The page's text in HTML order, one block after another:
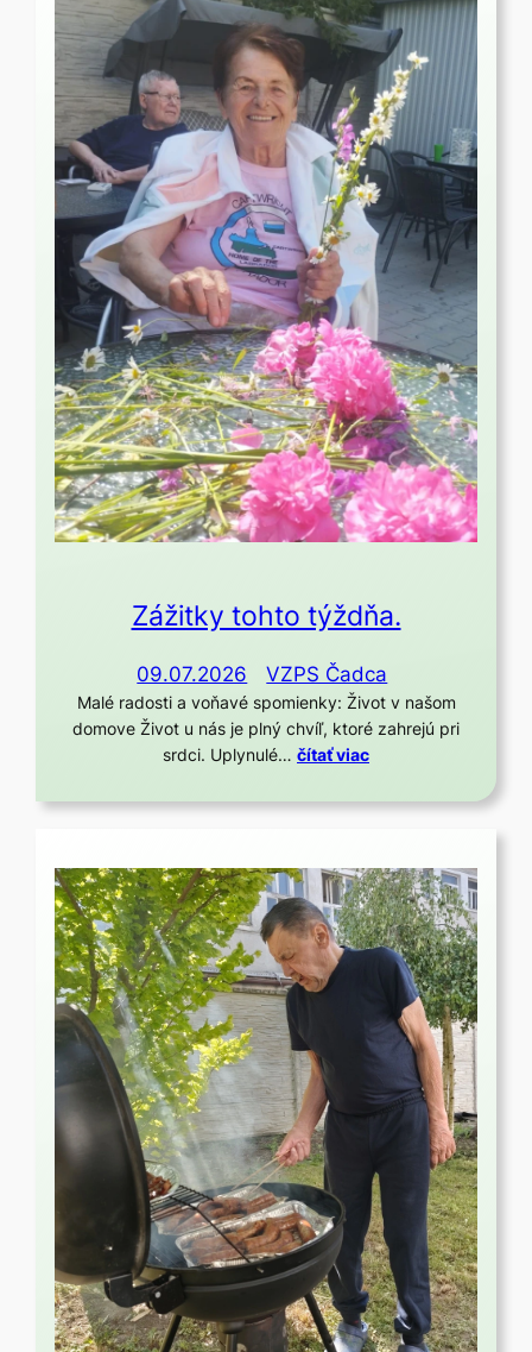
Zážitky tohto týždňa.
09.07.2026 VZPS Čadca
Malé radosti a voňavé spomienky: Život v našom
domove Život u nás je plný chvíľ, ktoré zahrejú pri
srdci. Uplynulé… čítať viac